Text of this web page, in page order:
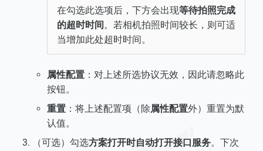
在勾选此选项后，下方会出现等待拍照完成
的超时时间。若相机拍照时间较长，则可适
当增加此处超时时间。
属性配置 ：对上述所选协议无效，因此请忽略此
按钮。
重置 ：将上述配置项（除属性配置外）重置为默
认值。
（可选）勾选方案打开时自动打开接口服务。下次